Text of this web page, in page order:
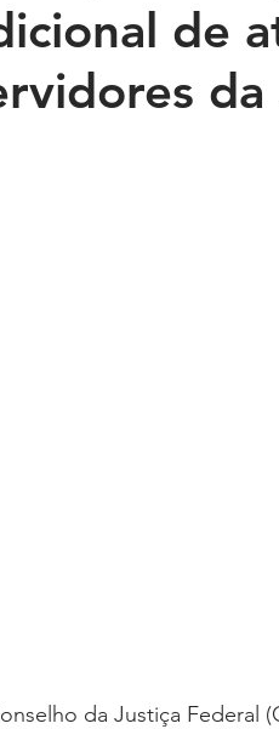
de Transportede
da Justiça Federal